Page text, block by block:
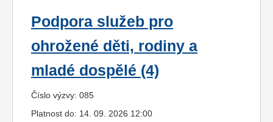
Podpora služeb pro
ohrožené děti, rodiny a
mladé dospělé (4)
Číslo výzvy: 085
Platnost do: 14. 09. 2026 12:00